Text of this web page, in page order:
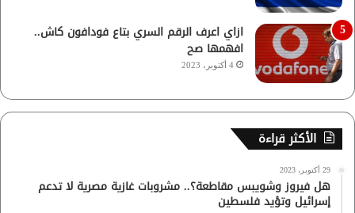
ازاي اعرف الرقم السري بتاع فودافون كاش..
افهمها صح
4 أكتوبر، 2023
الأكثر قراءة
29 أكتوبر، 2023
هل فيروز وشويبس مقاطعة؟.. مشروبات غازية مصرية لا تدعم
إسرائيل وتؤيد فلسطين